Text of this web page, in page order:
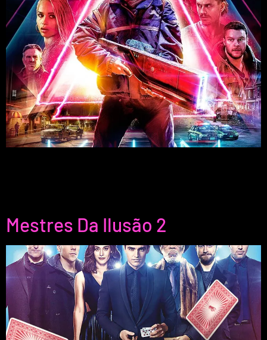
Mestres Da Ilusão 2